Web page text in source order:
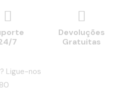
7
Devoluções
Gratuitas
Ligue-nos